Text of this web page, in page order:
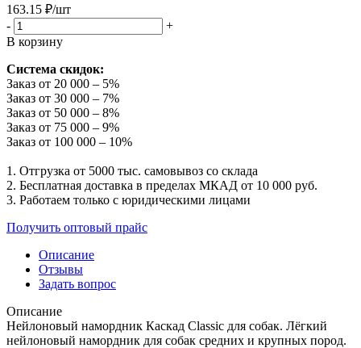
163.15 ₽/шт
-
+
В корзину
Система скидок:
Заказ от 20 000 – 5%
Заказ от 30 000 – 7%
Заказ от 50 000 – 8%
Заказ от 75 000 – 9%
Заказ от 100 000 – 10%
1. Отгрузка от 5000 тыс. самовывоз со склада
2. Бесплатная доставка в пределах МКАД от 10 000 руб.
3. Работаем только с юридическими лицами
Получить оптовый прайс
Описание
Отзывы
Задать вопрос
Описание
Нейлоновый намордник Каскад Classic для собак. Лёгкий
нейлоновый намордник для собак средних и крупных пород.